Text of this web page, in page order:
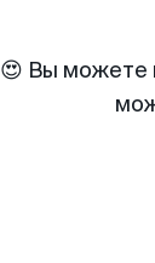
😍 Вы можете